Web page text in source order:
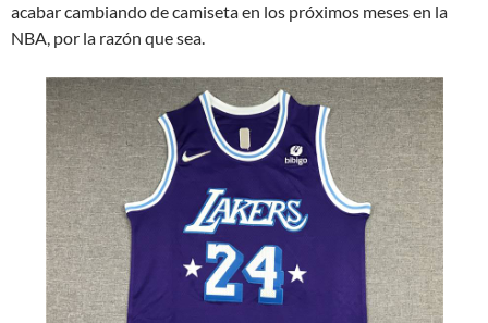
acabar cambiando de camiseta en los próximos meses en la
NBA, por la razón que sea.